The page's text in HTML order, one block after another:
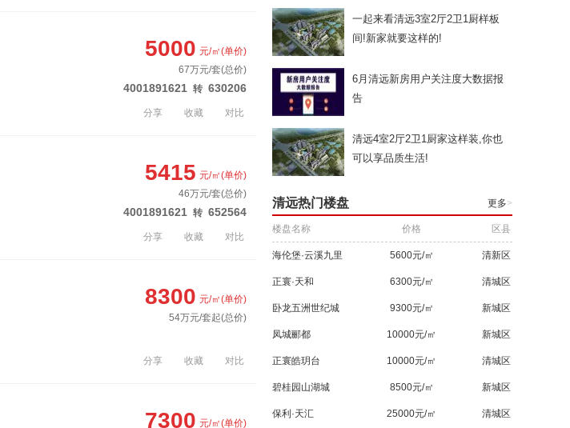
4001891621 转 630206
5000 元/㎡(单价)
67万元/套(总价)
分享 收藏 对比
4001891621 转 652564
5415 元/㎡(单价)
46万元/套(总价)
分享 收藏 对比
8300 元/㎡(单价)
54万元/套起(总价)
分享 收藏 对比
7300 元/㎡(单价)
一起来看清远3室2厅2卫1厨样板
间!新家就要这样的!
6月清远新房用户关注度大数据报
告
清远4室2厅2卫1厨家这样装,你也
可以享品质生活!
清远热门楼盘 更多>
楼盘名称 价格 区县
海伦堡·云溪九里 5600元/㎡ 清新区
正寰·天和 6300元/㎡ 清城区
卧龙五洲世纪城 9300元/㎡ 新城区
凤城郦都 10000元/㎡ 新城区
正寰皓玥台 10000元/㎡ 清城区
碧桂园山湖城 8500元/㎡ 新城区
保利·天汇 25000元/㎡ 清城区